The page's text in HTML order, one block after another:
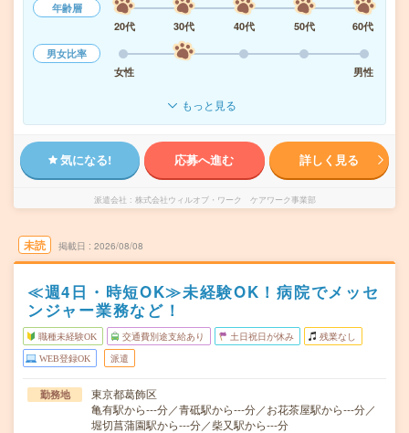
年齢層
20代
30代 40代 50代
60代
男女比率
女性
男性
もっと見る
気になる! 応募へ進む 詳しく見る
派遣会社 株式会社ウィルオブ・ワーク ケアワーク事業部
未読 掲載日 2026/08/08
≪週4日・時短OK≫未経験OK！病院でメッセ
ンジャー業務など！
職種未経験OK 交通費別途支給あり 土日祝日が休み 残業なし
WEB登録OK 派遣
勤務地
東京都葛飾区
亀有駅から---分／青砥駅から---分／お花茶屋駅から---分／
堀切菖蒲園駅から---分／柴又駅から---分